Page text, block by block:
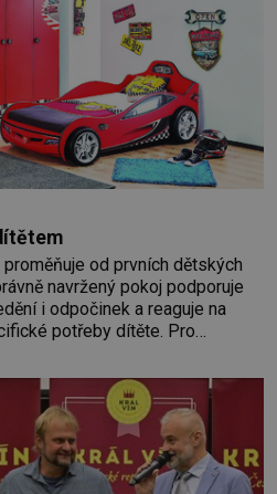
od prvních dětských
navržený pokoj podporuje
i odpočinek a reaguje na
potřeby dítěte. Pro
především klidně a útulně.